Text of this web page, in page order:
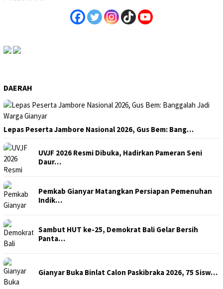
DAERAH
Lepas Peserta Jambore Nasional 2026, Gus Bem: Bang…
UVJF 2026 Resmi Dibuka, Hadirkan Pameran Seni
Daur…
Pemkab Gianyar Matangkan Persiapan Pemenuhan
Indik…
Sambut HUT ke-25, Demokrat Bali Gelar Bersih
Panta…
Gianyar Buka Binlat Calon Paskibraka 2026, 75 Sisw…